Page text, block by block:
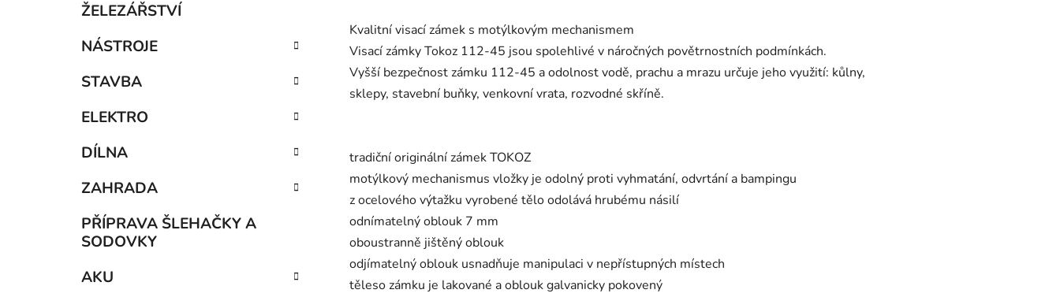
ŽELEZÁŘSTVÍ
NÁSTROJE
STAVBA
ELEKTRO
DÍLNA
ZAHRADA
PŘÍPRAVA ŠLEHAČKY A
SODOVKY
AKU
Kvalitní visací zámek s motýlkovým mechanismem
Visací zámky Tokoz 112-45 jsou spolehlivé v náročných povětrnostních podmínkách.
Vyšší bezpečnost zámku 112-45 a odolnost vodě, prachu a mrazu určuje jeho využití: kůlny,
sklepy, stavební buňky, venkovní vrata, rozvodné skříně.
tradiční originální zámek TOKOZ
motýlkový mechanismus vložky je odolný proti vyhmatání, odvrtání a bampingu
z ocelového výtažku vyrobené tělo odolává hrubému násilí
odnímatelný oblouk 7 mm
oboustranně jištěný oblouk
odjímatelný oblouk usnadňuje manipulaci v nepřístupných místech
těleso zámku je lakované a oblouk galvanicky pokovený